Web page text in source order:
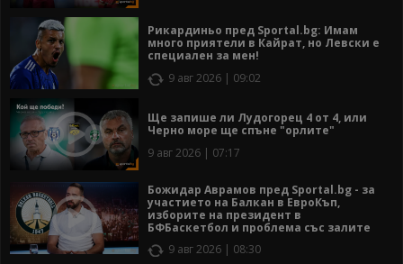
Рикардиньо пред Sportal.bg: Имам
много приятели в Кайрат, но Левски е
специален за мен!
9 авг 2026 | 09:02
Ще запише ли Лудогорец 4 от 4, или
Черно море ще спъне "орлите"
9 авг 2026 | 07:17
Божидар Аврамов пред Sportal.bg - за
участието на Балкан в ЕвроКъп,
изборите на президент в
БФБаскетбол и проблема със залите
9 авг 2026 | 08:30